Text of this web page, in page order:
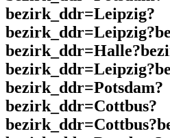
bezirk_ddr=Leipzig?
bezirk_ddr=Potsdam?
bezirk_ddr=Cottbus?